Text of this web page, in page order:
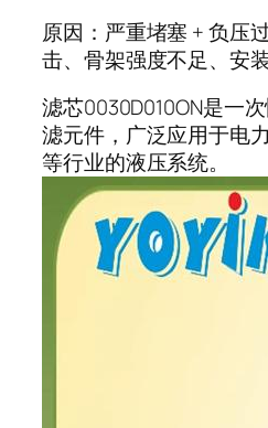
原因：严重堵塞 + 负压
击、骨架强度不足、安装
滤芯0030D010ON是一
滤元件，广泛应用于电
等行业的液压系统。